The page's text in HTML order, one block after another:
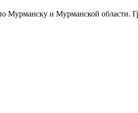
по Мурманску и Мурманской